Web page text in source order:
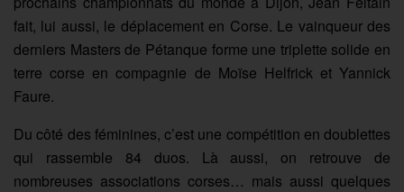
fait, lui aussi, le déplacement en Corse. Le vainqueur des
derniers Masters de Pétanque forme une triplette solide en
terre corse en compagnie de Moïse Helfrick et Yannick
Faure.
Du côté des féminines, c’est une compétition en doublettes
qui rassemble 84 duos. Là aussi, on retrouve de
nombreuses associations corses… mais aussi quelques